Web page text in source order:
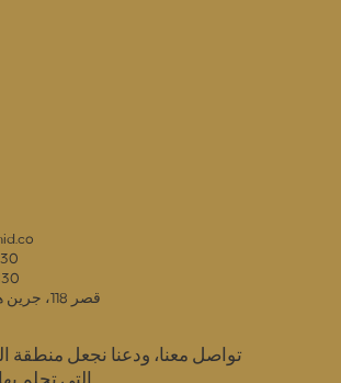
قصر 118، جرين هيلز، أربيل، العراق
تواصل معنا، ودعنا نجعل منطقة